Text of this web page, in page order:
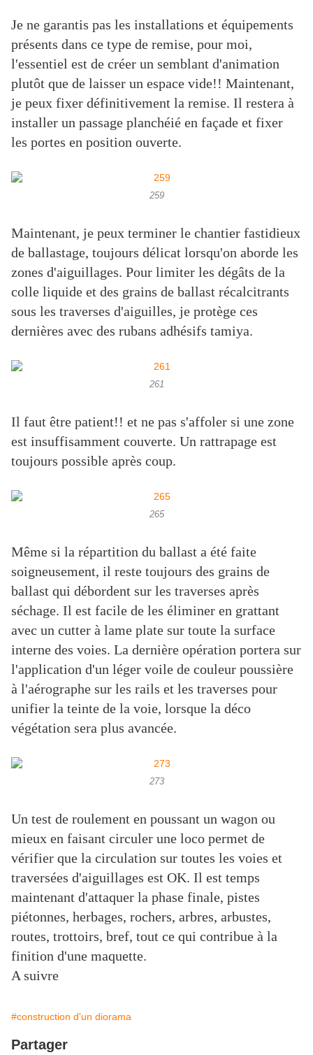
Je ne garantis pas les installations et équipements
présents dans ce type de remise, pour moi,
l'essentiel est de créer un semblant d'animation
plutôt que de laisser un espace vide!! Maintenant,
je peux fixer définitivement la remise. Il restera à
installer un passage planchéié en façade et fixer
les portes en position ouverte.
259
Maintenant, je peux terminer le chantier fastidieux
de ballastage, toujours délicat lorsqu'on aborde les
zones d'aiguillages. Pour limiter les dégâts de la
colle liquide et des grains de ballast récalcitrants
sous les traverses d'aiguilles, je protège ces
dernières avec des rubans adhésifs tamiya.
261
Il faut être patient!! et ne pas s'affoler si une zone
est insuffisamment couverte. Un rattrapage est
toujours possible après coup.
265
Même si la répartition du ballast a été faite
soigneusement, il reste toujours des grains de
ballast qui débordent sur les traverses après
séchage. Il est facile de les éliminer en grattant
avec un cutter à lame plate sur toute la surface
interne des voies. La dernière opération portera sur
l'application d'un léger voile de couleur poussière
à l'aérographe sur les rails et les traverses pour
unifier la teinte de la voie, lorsque la déco
végétation sera plus avancée.
273
Un test de roulement en poussant un wagon ou
mieux en faisant circuler une loco permet de
vérifier que la circulation sur toutes les voies et
traversées d'aiguillages est OK. Il est temps
maintenant d'attaquer la phase finale, pistes
piétonnes, herbages, rochers, arbres, arbustes,
routes, trottoirs, bref, tout ce qui contribue à la
finition d'une maquette.
A suivre
#construction d'un diorama
Partager